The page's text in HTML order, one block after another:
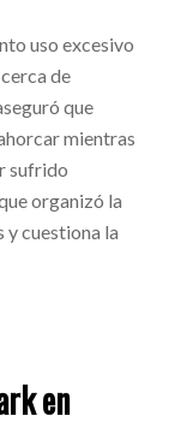
uso excesivo
de
que
mientras
sufrido
organizó la
y cuestiona la
en